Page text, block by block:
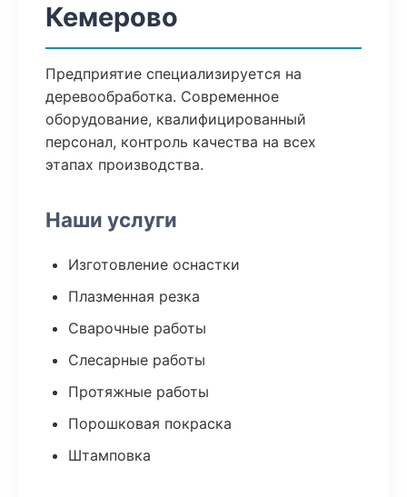
Кемерово
Предприятие специализируется на
деревообработка. Современное
оборудование, квалифицированный
персонал, контроль качества на всех
этапах производства.
Наши услуги
Изготовление оснастки
Плазменная резка
Сварочные работы
Слесарные работы
Протяжные работы
Порошковая покраска
Штамповка